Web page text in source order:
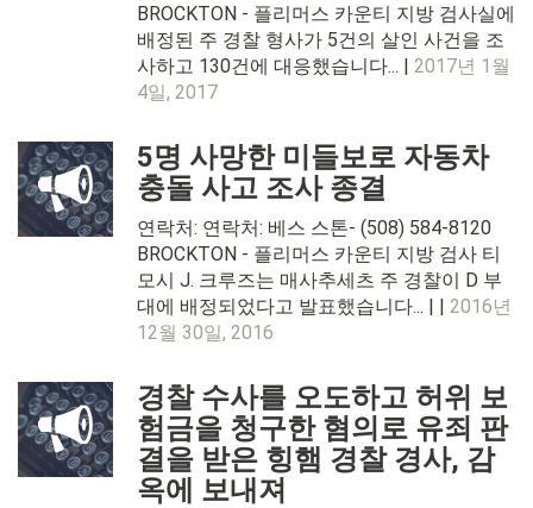
BROCKTON - 플리머스 카운티 지방 검사실에
배정된 주 경찰 형사가 5건의 살인 사건을 조
사하고 130건에 대응했습니다... | 2017년 1월
4일, 2017
5명 사망한 미들보로 자동차
충돌 사고 조사 종결
연락처: 연락처: 베스 스톤- (508) 584-8120
BROCKTON - 플리머스 카운티 지방 검사 티
모시 J. 크루즈는 매사추세츠 주 경찰이 D 부
대에 배정되었다고 발표했습니다... | | 2016년
12월 30일, 2016
경찰 수사를 오도하고 허위 보
험금을 청구한 혐의로 유죄 판
결을 받은 힝햄 경찰 경사, 감
옥에 보내져